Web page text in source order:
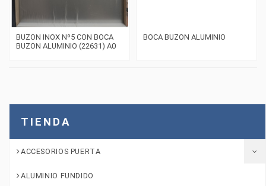
BUZON INOX Nº5 CON BOCA
BUZON ALUMINIO (22631) A0
BOCA BUZON ALUMINIO
TIENDA
ACCESORIOS PUERTA
ALUMINIO FUNDIDO